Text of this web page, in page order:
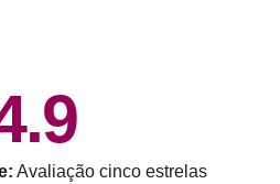
Avaliação cinco estrelas